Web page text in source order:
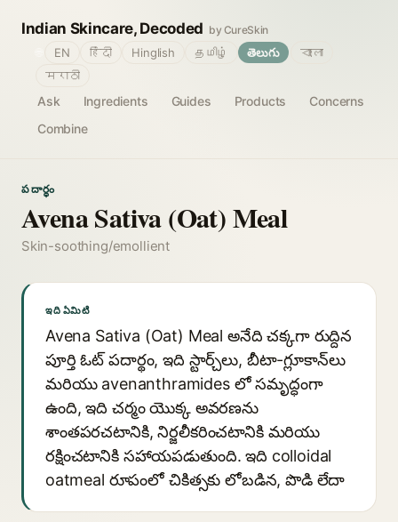
Indian Skincare, Decoded by CureSkin
Ask Ingredients Guides Products
Concerns
Combine
EN हिंदी Hinglish தமிழ் తెలుగు
বাংলা
मराठी
పదార్థం
Avena Sativa (Oat) Meal
Skin-soothing/emollient
ఇది ఏమిటి
Avena Sativa (Oat) Meal అనేది చక్కగా రుద్దిన
పూర్తి ఓట్ పదార్థం, ఇది స్టార్చ్‌లు, బీటా-గ్లూకాన్‌లు
మరియు avenanthramides లో సమృద్ధంగా
ఉంది, ఇది చర్మం యొక్క అవరణను
శాంతపరచటానికి, నిర్జలీకరించటానికి మరియు
రక్షించటానికి సహాయపడుతుంది. ఇది colloidal
oatmeal రూపంలో చికిత్సకు లోబడిన, పొడి లేదా